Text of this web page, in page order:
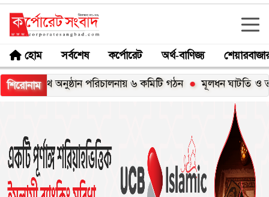
হোম সর্বশেষ কর্পোরেট অর্থ-বাণিজ্য
শিরোনাম
অনুষ্ঠান পরিচালনায় ৬ কমিটি গঠন মূলধন ঘাটতি ও তারল্যসংকট